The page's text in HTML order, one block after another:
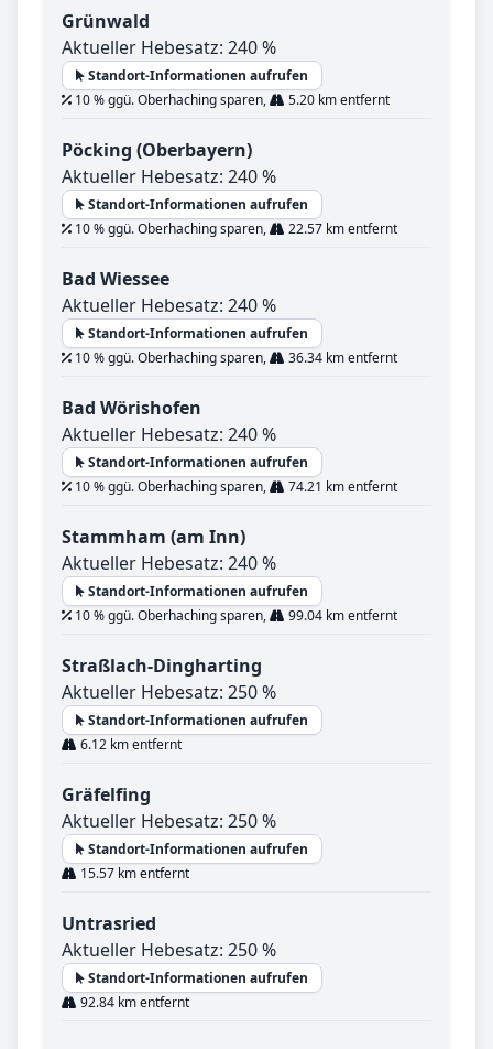
Grünwald
Aktueller Hebesatz: 240 %
Standort-Informationen aufrufen
10 % ggü. Oberhaching sparen,
5.20 km entfernt
Pöcking (Oberbayern)
Aktueller Hebesatz: 240 %
Standort-Informationen aufrufen
10 % ggü. Oberhaching sparen,
22.57 km entfernt
Bad Wiessee
Aktueller Hebesatz: 240 %
Standort-Informationen aufrufen
10 % ggü. Oberhaching sparen,
36.34 km entfernt
Bad Wörishofen
Aktueller Hebesatz: 240 %
Standort-Informationen aufrufen
10 % ggü. Oberhaching sparen,
74.21 km entfernt
Stammham (am Inn)
Aktueller Hebesatz: 240 %
Standort-Informationen aufrufen
10 % ggü. Oberhaching sparen,
99.04 km entfernt
Straßlach-Dingharting
Aktueller Hebesatz: 250 %
Standort-Informationen aufrufen
6.12 km entfernt
Gräfelfing
Aktueller Hebesatz: 250 %
Standort-Informationen aufrufen
15.57 km entfernt
Untrasried
Aktueller Hebesatz: 250 %
Standort-Informationen aufrufen
92.84 km entfernt